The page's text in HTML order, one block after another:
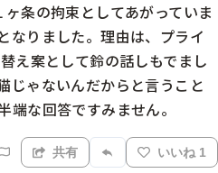
条の拘束としてあがっていま
なりました。理由は、プライ
え案として鈴の話しもでまし
じゃないんだからと言うこと
な回答ですみません。
共有 いいね 1